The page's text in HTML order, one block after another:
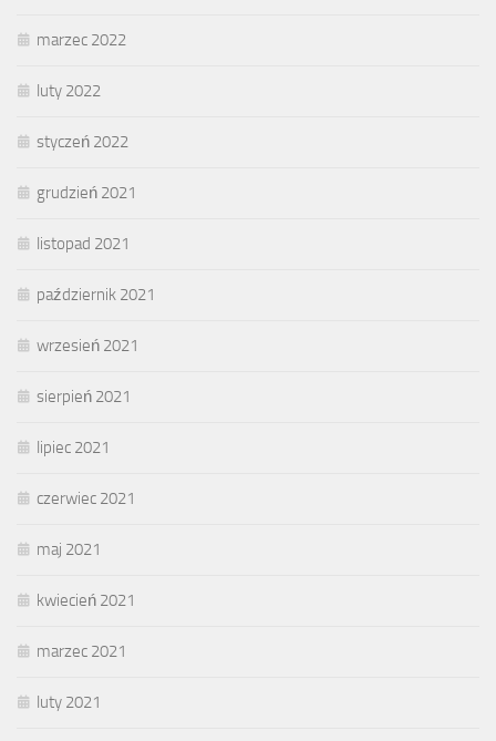
marzec 2022
luty 2022
styczeń 2022
grudzień 2021
listopad 2021
październik 2021
wrzesień 2021
sierpień 2021
lipiec 2021
czerwiec 2021
maj 2021
kwiecień 2021
marzec 2021
luty 2021